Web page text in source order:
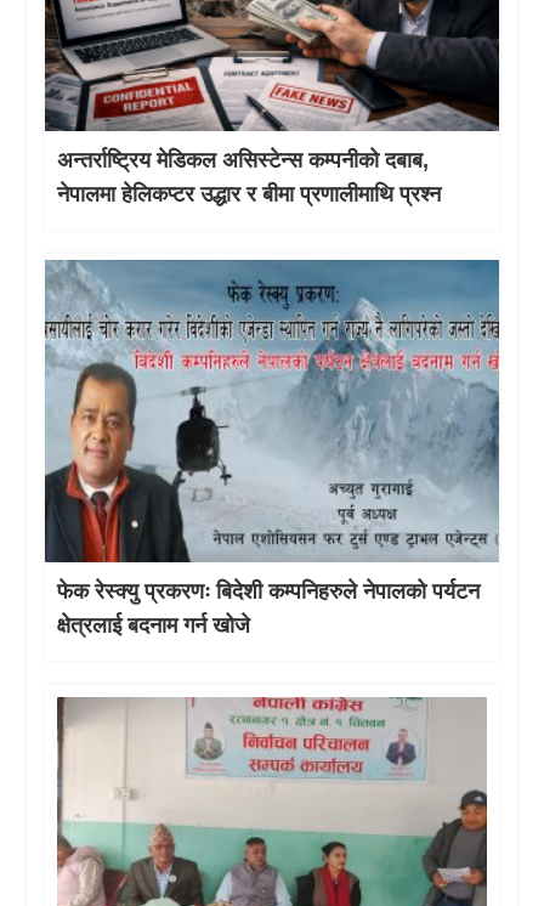
अन्तर्राष्ट्रिय मेडिकल असिस्टेन्स कम्पनीको दबाब,
नेपालमा हेलिकप्टर उद्धार र बीमा प्रणालीमाथि प्रश्न
फेक रेस्क्यु प्रकरणः बिदेशी कम्पनिहरुले नेपालको पर्यटन
क्षेत्रलाई बदनाम गर्न खोजे